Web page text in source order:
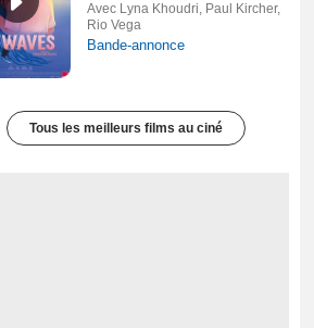
Avec Lyna Khoudri, Paul Kircher,
Rio Vega
Bande-annonce
Tous les meilleurs films au ciné